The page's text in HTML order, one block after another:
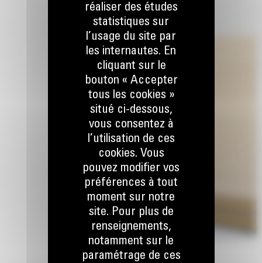
réaliser des études
statistiques sur
l’usage du site par
les internautes. En
cliquant sur le
bouton « Accepter
tous les cookies »
situé ci-dessous,
vous consentez à
l’utilisation de ces
cookies. Vous
pouvez modifier vos
préférences à tout
moment sur notre
site. Pour plus de
renseignements,
notamment sur le
paramétrage de ces